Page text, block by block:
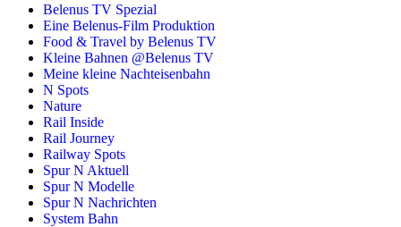
Belenus TV Spezial
Eine Belenus-Film Produktion
Food & Travel by Belenus TV
Kleine Bahnen @Belenus TV
Meine kleine Nachteisenbahn
N Spots
Nature
Rail Inside
Rail Journey
Railway Spots
Spur N Aktuell
Spur N Modelle
Spur N Nachrichten
System Bahn